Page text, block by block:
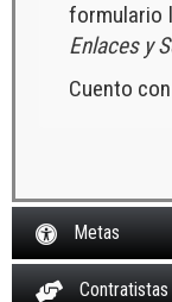
formulario
Enlaces y
Cuento
Metas